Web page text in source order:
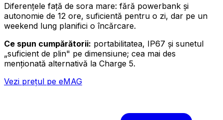
Diferențele față de sora mare: fără powerbank și
autonomie de 12 ore, suficientă pentru o zi, dar pe un
weekend lung planifici o încărcare.
Ce spun cumpărătorii: portabilitatea, IP67 și sunetul
„suficient de plin" pe dimensiune; cea mai des
menționată alternativă la Charge 5.
Vezi prețul pe eMAG